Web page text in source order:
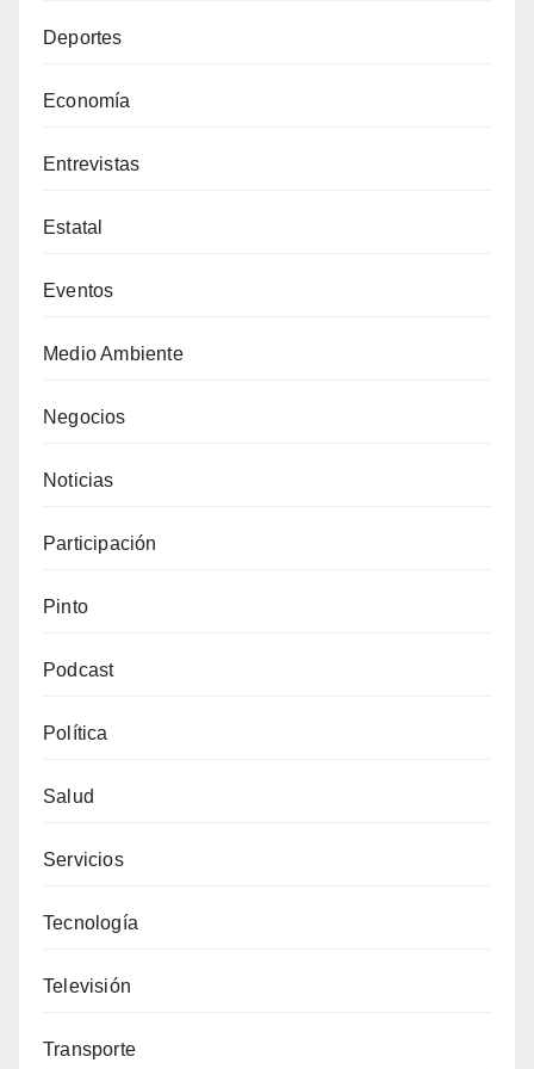
Deportes
Economía
Entrevistas
Estatal
Eventos
Medio Ambiente
Negocios
Noticias
Participación
Pinto
Podcast
Política
Salud
Servicios
Tecnología
Televisión
Transporte